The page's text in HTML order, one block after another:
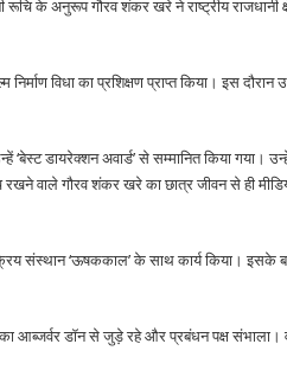
रूचि के अनुरूप गौरव शंकर खरे ने राष्ट्रीय
विधा का प्रशिक्षण प्राप्त किया। इस
‘बेस्ट डायरेक्शन अवार्ड’ से सम्मानित किया गया।
वाले गौरव शंकर खरे का छात्र जीवन से ही
संस्थान ‘ऊषककाल’ के साथ कार्य किया। इसके
आब्जर्वर डॉन से जुड़े रहे और प्रबंधन पक्ष संभाला।